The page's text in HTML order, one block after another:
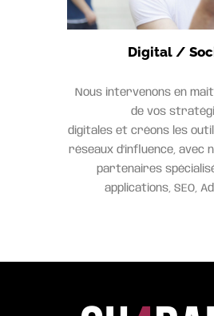
Digital /
Nous intervenons en
de vos
digitales et créons les
réseaux d’influence, avec
partenaires
applications, SEO,